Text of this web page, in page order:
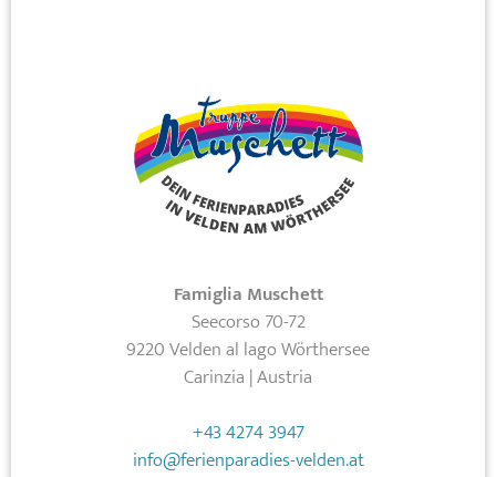
Famiglia Muschett
Seecorso 70-72
9220 Velden al lago Wörthersee
Carinzia | Austria
+43 4274 3947
info@ferienparadies-velden.at